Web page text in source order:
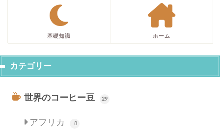
基礎知識 ホーム
カテゴリー
世界のコーヒー豆 29
アフリカ 8